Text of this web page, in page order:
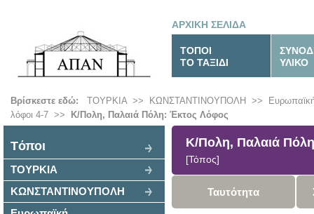
ΑΡΧΙΚΗ ΣΕΛΙΔΑ
ΤΟΠΟΙ
ΤΟ ΤΑΞΙΔΙ
ΥΛΙΚΟ
Βρίσκεστε εδώ: ΤΟΥΡΚΙΑ>> ΚΩΝΣΤΑΝΤΙΝΟΥΠΟΛΗ >>
λόφοι 4-7 >> Κ/Πολη, Παλαιά Πόλη: Έκτος Λόφος
Tόποι
ΤΟΥΡΚΙΑ
ΚΩΝΣΤΑΝΤΙΝΟΥΠΟΛΗ
Κ/Πολη, Παλαιά
[Τόπος]
Ταυτότητα